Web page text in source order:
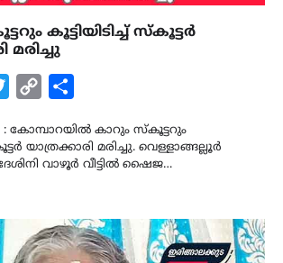
കൂട്ടിയിടിച്ച് സ്‌കൂട്ടര്‍
മരിച്ചു
TwitterCopy
: കോമ്പാറയില്‍ കാറും സ്‌കൂട്ടറും
യാത്രക്കാരി മരിച്ചു. വെള്ളാങ്ങല്ലൂര്‍
വാഴൂര്‍ വീട്ടില്‍ ഷൈജ…